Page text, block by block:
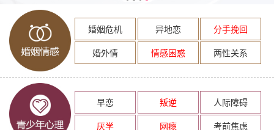
婚姻危机 异地恋
分手挽回
婚外情
情感困惑 两性关系
早恋 叛逆
人际障碍
厌学
网瘾 考前焦虑